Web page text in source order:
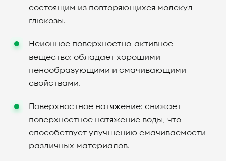
состоящим из повторяющихся молекул
глюкозы.
Неионное поверхностно-активное
вещество: обладает хорошими
пенообразующими и смачивающими
свойствами.
Поверхностное натяжение: снижает
поверхностное натяжение воды, что
способствует улучшению смачиваемости
различных материалов.